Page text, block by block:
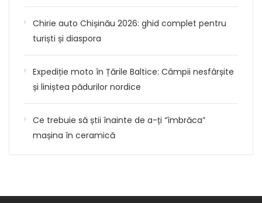
Chirie auto Chișinău 2026: ghid complet pentru
turiști și diaspora
Expediție moto în Țările Baltice: Câmpii nesfârșite
și liniștea pădurilor nordice
Ce trebuie să știi înainte de a-ți “îmbrăca”
mașina în ceramică